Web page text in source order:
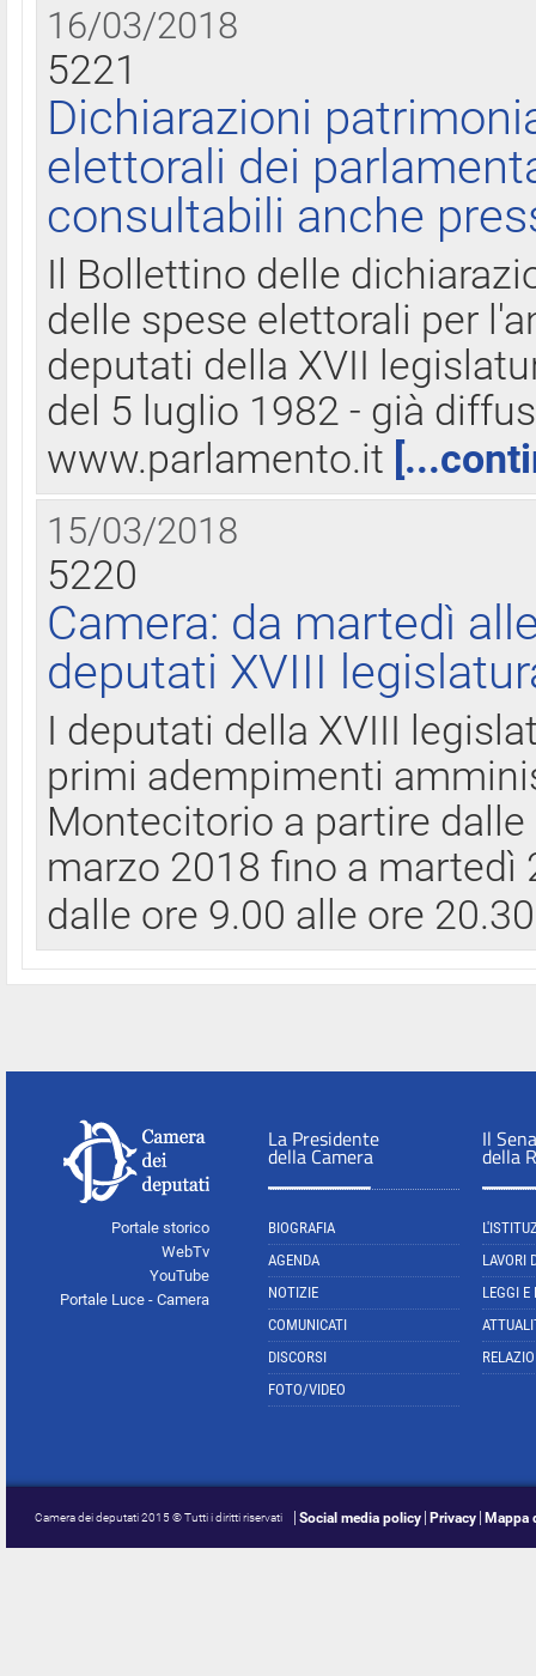
16/03/2018
5221
Dichiarazioni
elettorali dei
consultabili anche
Il Bollettino delle
delle spese elettorali per
deputati della XVII
del 5 luglio 1982 - già
www.parlamento.it
15/03/2018
5220
Camera: da martedì
deputati XVIII
I deputati della XVIII
primi adempimenti
Montecitorio a partire
marzo 2018 fino a
dalle ore 9.00 alle ore
Portale storico
WebTv
YouTube
Portale Luce - Camera
La Presidente
della Camera
BIOGRAFIA
AGENDA
NOTIZIE
COMUNICATI
DISCORSI
FOTO/VIDEO
Il
della
LAVORI
LEGGI E
Camera dei deputati 2015 © Tutti i diritti riservati Social media policy Privacy Mappa